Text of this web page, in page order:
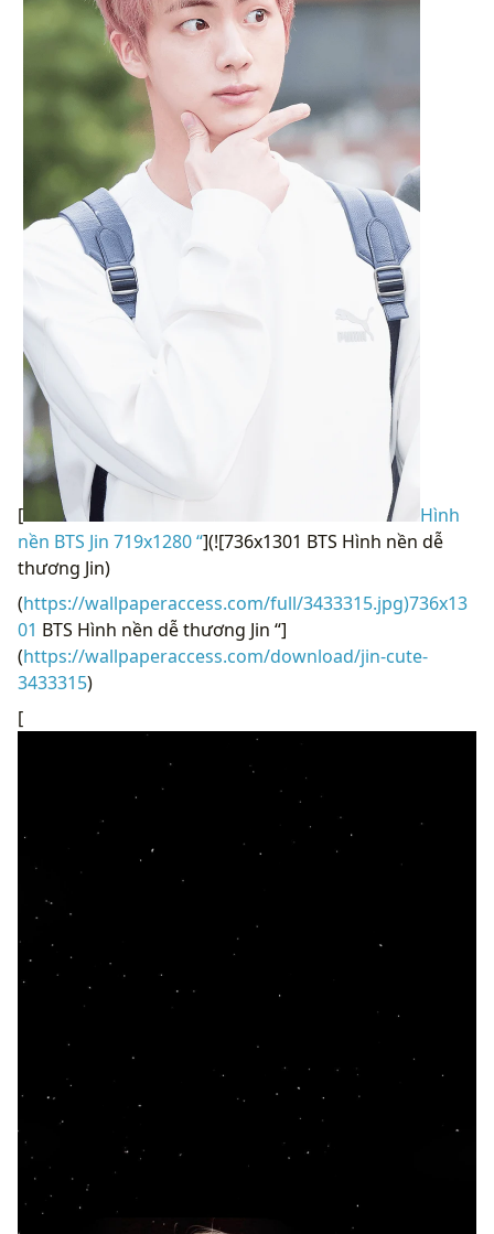
[
Hình
nền BTS Jin 719x1280 “](![736x1301 BTS Hình nền dễ
thương Jin)
(https://wallpaperaccess.com/full/3433315.jpg)736x13
01 BTS Hình nền dễ thương Jin “]
(https://wallpaperaccess.com/download/jin-cute-
3433315)
[